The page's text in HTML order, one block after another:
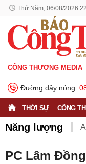
Thứ Năm, 06/08/2026
CÔNG THƯƠNG MEDIA
Đường dây nóng:
THỜI SỰ CÔNG
Năng lượng
PC Lâm